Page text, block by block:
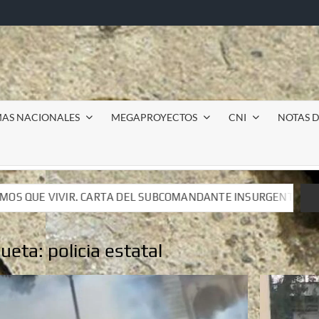
NACIONALES MEGAPROYECTOS CNI NOTAS
INSURGENTE MOISÉS A LUIS DE TAVIRA
INSURGENTE MOISÉS A LUIS DE TAVIRA
policia estatal